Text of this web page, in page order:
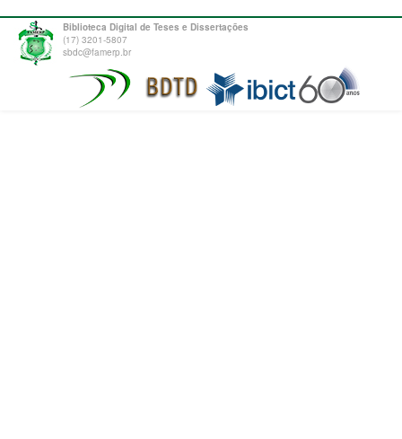
Biblioteca Digital de Teses e Dissertações
(17) 3201-5807
sbdc@famerp.br